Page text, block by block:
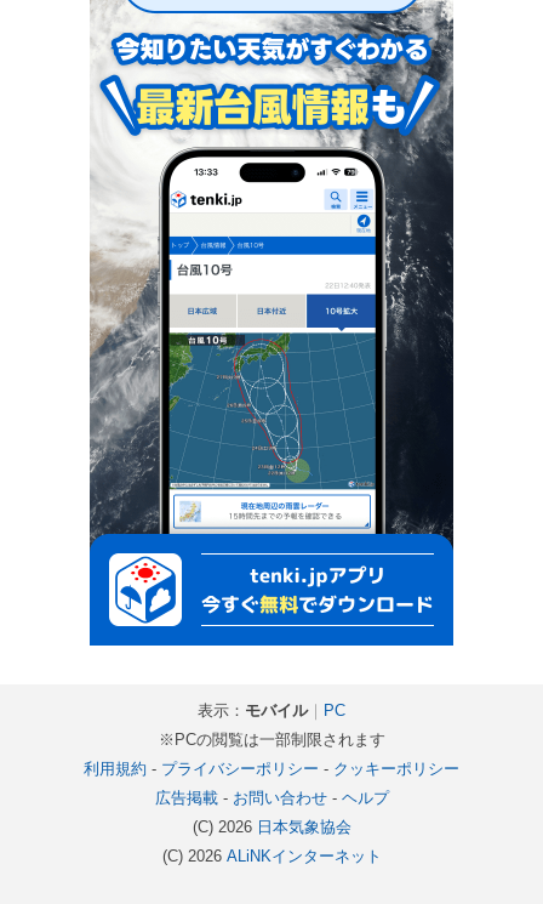
表示： モバイル｜ PC
※PCの閲覧は一部制限されます
利用規約 - プライバシーポリシー - クッキーポリシー
広告掲載- お問い合わせ- ヘルプ
(C) 2026 日本気象協会
(C) 2026 ALiNKインターネット